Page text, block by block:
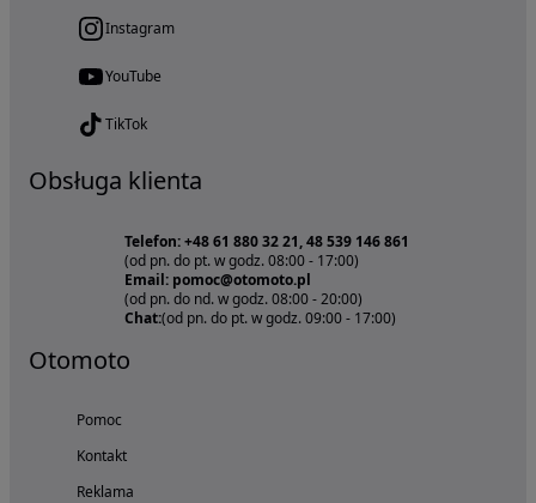
Instagram
YouTube
TikTok
Obsługa klienta
Telefon: +48 61 880 32 21, 48 539 146 861
(od pn. do pt. w godz. 08:00 - 17:00)
Email: pomoc@otomoto.pl
(od pn. do nd. w godz. 08:00 - 20:00)
Chat:(od pn. do pt. w godz. 09:00 - 17:00)
Otomoto
Pomoc
Kontakt
Reklama